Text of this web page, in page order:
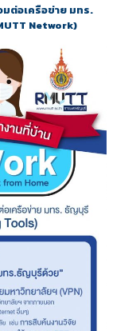
มต่อเครือข่าย มทร.
Network)